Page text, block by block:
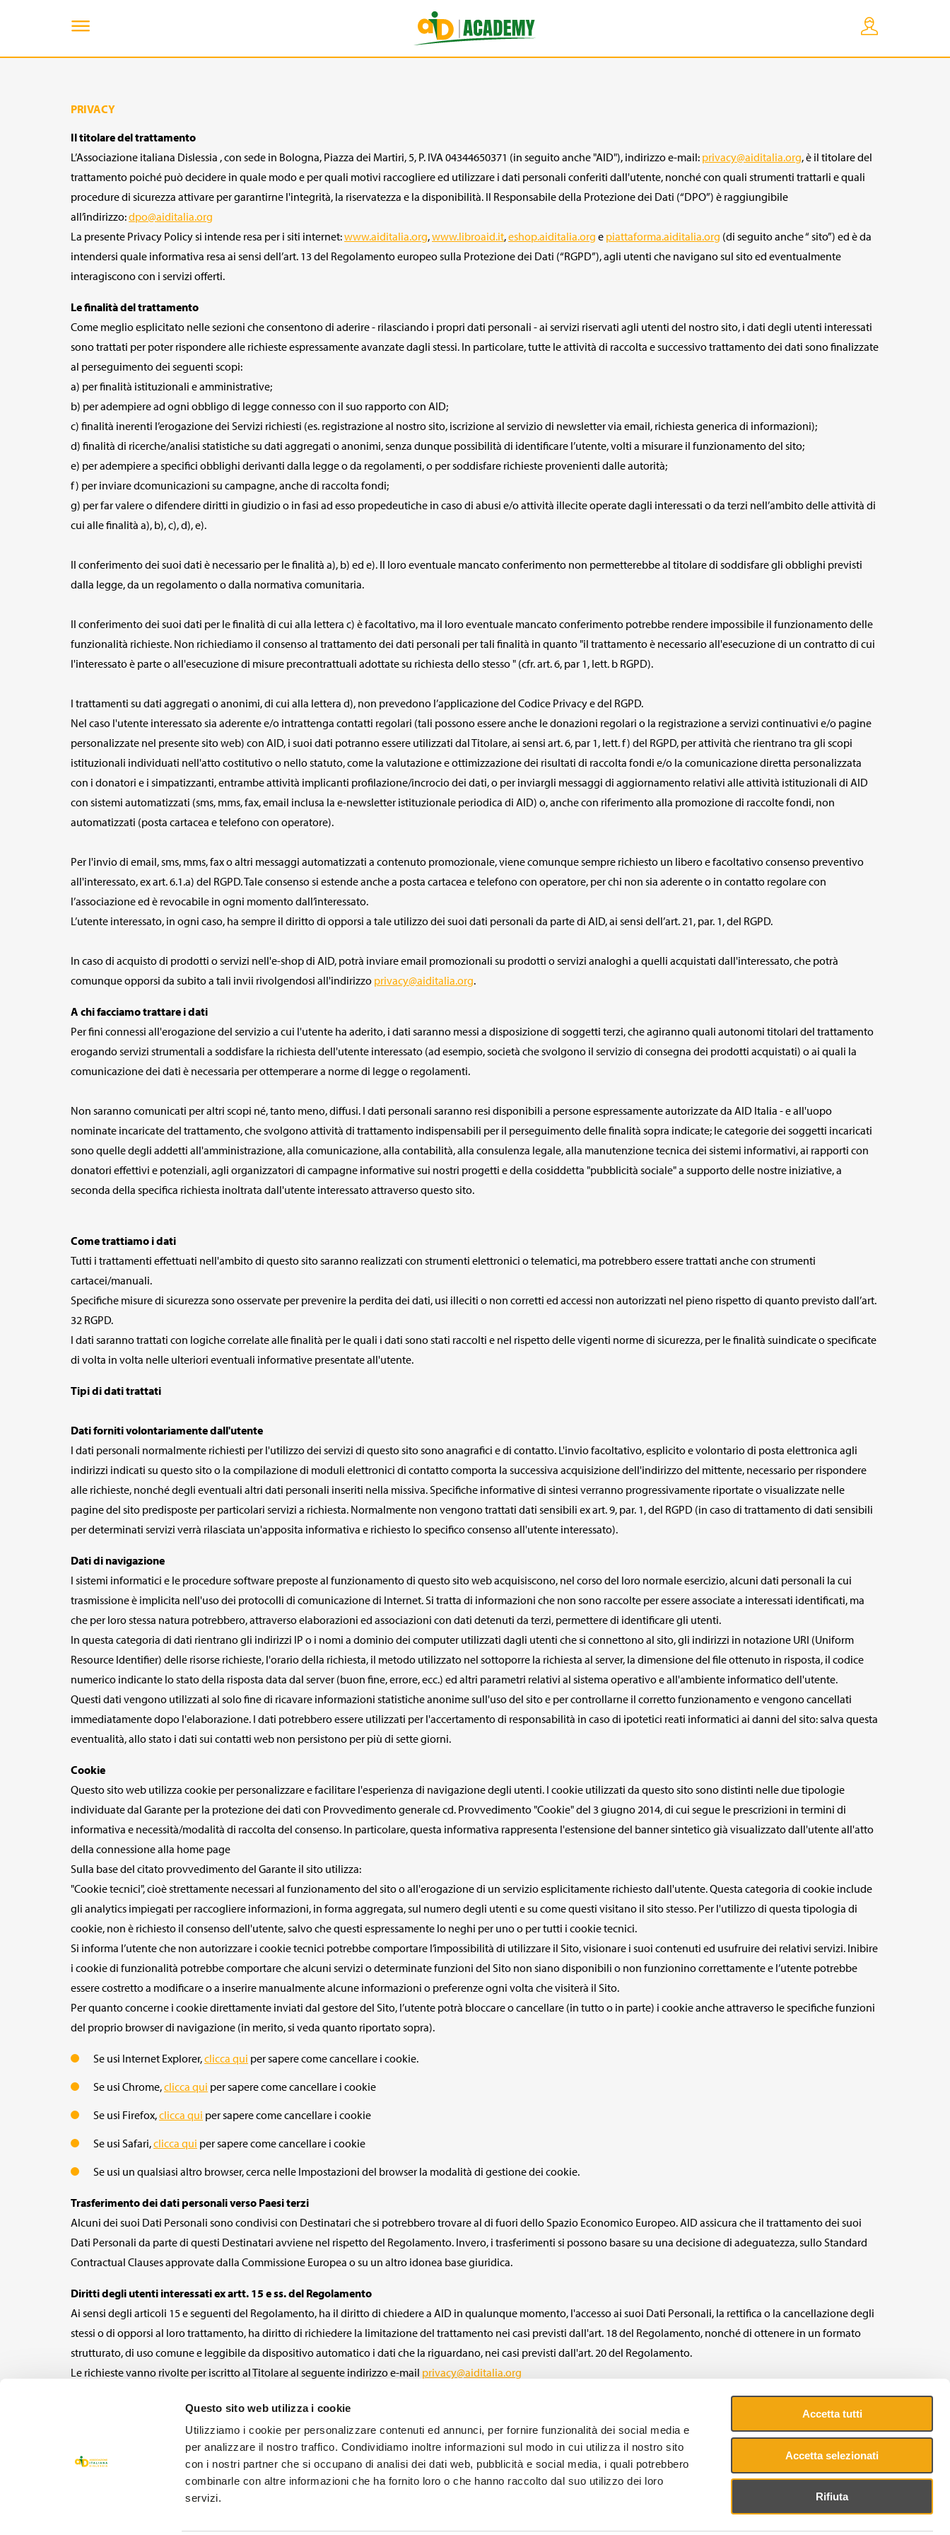
Questo sito web utilizza i cookie
Utilizziamo i cookie per personalizzare contenuti ed annunci, per fornire funzionalità dei social media e
per analizzare il nostro traffico. Condividiamo inoltre informazioni sul modo in cui utilizza il nostro sito
con i nostri partner che si occupano di analisi dei dati web, pubblicità e social media, i quali potrebbero
combinarle con altre informazioni che ha fornito loro o che hanno raccolto dal suo utilizzo dei loro
servizi.
Accetta tutti
Accetta selezionati
Rifiuta
PRIVACY
Il titolare del trattamento
L’Associazione italiana Dislessia , con sede in Bologna, Piazza dei Martiri, 5, P. IVA 04344650371 (in seguito anche "AID"), indirizzo e-mail: privacy@aiditalia.org, è il titolare del
trattamento poiché può decidere in quale modo e per quali motivi raccogliere ed utilizzare i dati personali conferiti dall'utente, nonché con quali strumenti trattarli e quali
procedure di sicurezza attivare per garantirne l'integrità, la riservatezza e la disponibilità. Il Responsabile della Protezione dei Dati (“DPO”) è raggiungibile
all’indirizzo:dpo@aiditalia.org
La presente Privacy Policy si intende resa per i siti internet:www.aiditalia.org,www.libroaid.it,eshop.aiditalia.org e piattaforma.aiditalia.org (di seguito anche “ sito”) ed è da
intendersi quale informativa resa ai sensi dell’art. 13 del Regolamento europeo sulla Protezione dei Dati (“RGPD”), agli utenti che navigano sul sito ed eventualmente
interagiscono con i servizi offerti.
Le finalità del trattamento
Come meglio esplicitato nelle sezioni che consentono di aderire - rilasciando i propri dati personali - ai servizi riservati agli utenti del nostro sito, i dati degli utenti interessati
sono trattati per poter rispondere alle richieste espressamente avanzate dagli stessi. In particolare, tutte le attività di raccolta e successivo trattamento dei dati sono finalizzate
al perseguimento dei seguenti scopi:
a) per finalità istituzionali e amministrative;
b) per adempiere ad ogni obbligo di legge connesso con il suo rapporto con AID;
c) finalità inerenti l’erogazione dei Servizi richiesti (es. registrazione al nostro sito, iscrizione al servizio di newsletter via email, richiesta generica di informazioni);
d) finalità di ricerche/analisi statistiche su dati aggregati o anonimi, senza dunque possibilità di identificare l’utente, volti a misurare il funzionamento del sito;
e) per adempiere a specifici obblighi derivanti dalla legge o da regolamenti, o per soddisfare richieste provenienti dalle autorità;
f) per inviare dcomunicazioni su campagne, anche di raccolta fondi;
g) per far valere o difendere diritti in giudizio o in fasi ad esso propedeutiche in caso di abusi e/o attività illecite operate dagli interessati o da terzi nell’ambito delle attività di
cui alle finalità a), b), c), d), e).
Il conferimento dei suoi dati è necessario per le finalità a), b) ed e). Il loro eventuale mancato conferimento non permetterebbe al titolare di soddisfare gli obblighi previsti
dalla legge, da un regolamento o dalla normativa comunitaria.
Il conferimento dei suoi dati per le finalità di cui alla lettera c) è facoltativo, ma il loro eventuale mancato conferimento potrebbe rendere impossibile il funzionamento delle
funzionalità richieste. Non richiediamo il consenso al trattamento dei dati personali per tali finalità in quanto "il trattamento è necessario all'esecuzione di un contratto di cui
l'interessato è parte o all'esecuzione di misure precontrattuali adottate su richiesta dello stesso " (cfr. art. 6, par 1, lett. b RGPD).
I trattamenti su dati aggregati o anonimi, di cui alla lettera d), non prevedono l’applicazione del Codice Privacy e del RGPD.
Nel caso l'utente interessato sia aderente e/o intrattenga contatti regolari (tali possono essere anche le donazioni regolari o la registrazione a servizi continuativi e/o pagine
personalizzate nel presente sito web) con AID, i suoi dati potranno essere utilizzati dal Titolare, ai sensi art. 6, par 1, lett. f) del RGPD, per attività che rientrano tra gli scopi
istituzionali individuati nell'atto costitutivo o nello statuto, come la valutazione e ottimizzazione dei risultati di raccolta fondi e/o la comunicazione diretta personalizzata
con i donatori e i simpatizzanti, entrambe attività implicanti profilazione/incrocio dei dati, o per inviargli messaggi di aggiornamento relativi alle attività istituzionali di AID
con sistemi automatizzati (sms, mms, fax, email inclusa la e-newsletter istituzionale periodica di AID) o, anche con riferimento alla promozione di raccolte fondi, non
automatizzati (posta cartacea e telefono con operatore).
Per l'invio di email, sms, mms, fax o altri messaggi automatizzati a contenuto promozionale, viene comunque sempre richiesto un libero e facoltativo consenso preventivo
all'interessato, ex art. 6.1.a) del RGPD. Tale consenso si estende anche a posta cartacea e telefono con operatore, per chi non sia aderente o in contatto regolare con
l’associazione ed è revocabile in ogni momento dall’interessato.
L’utente interessato, in ogni caso, ha sempre il diritto di opporsi a tale utilizzo dei suoi dati personali da parte di AID, ai sensi dell’art. 21, par. 1, del RGPD.
In caso di acquisto di prodotti o servizi nell'e-shop di AID, potrà inviare email promozionali su prodotti o servizi analoghi a quelli acquistati dall'interessato, che potrà
comunque opporsi da subito a tali invii rivolgendosi all'indirizzo privacy@aiditalia.org.
A chi facciamo trattare i dati
Per fini connessi all'erogazione del servizio a cui l'utente ha aderito, i dati saranno messi a disposizione di soggetti terzi, che agiranno quali autonomi titolari del trattamento
erogando servizi strumentali a soddisfare la richiesta dell'utente interessato (ad esempio, società che svolgono il servizio di consegna dei prodotti acquistati) o ai quali la
comunicazione dei dati è necessaria per ottemperare a norme di legge o regolamenti.
Non saranno comunicati per altri scopi né, tanto meno, diffusi. I dati personali saranno resi disponibili a persone espressamente autorizzate da AID Italia - e all'uopo
nominate incaricate del trattamento, che svolgono attività di trattamento indispensabili per il perseguimento delle finalità sopra indicate; le categorie dei soggetti incaricati
sono quelle degli addetti all'amministrazione, alla comunicazione, alla contabilità, alla consulenza legale, alla manutenzione tecnica dei sistemi informativi, ai rapporti con
donatori effettivi e potenziali, agli organizzatori di campagne informative sui nostri progetti e della cosiddetta "pubblicità sociale" a supporto delle nostre iniziative, a
seconda della specifica richiesta inoltrata dall'utente interessato attraverso questo sito.
Come trattiamo i dati
Tutti i trattamenti effettuati nell'ambito di questo sito saranno realizzati con strumenti elettronici o telematici, ma potrebbero essere trattati anche con strumenti
cartacei/manuali.
Specifiche misure di sicurezza sono osservate per prevenire la perdita dei dati, usi illeciti o non corretti ed accessi non autorizzati nel pieno rispetto di quanto previsto dall’art.
32 RGPD.
I dati saranno trattati con logiche correlate alle finalità per le quali i dati sono stati raccolti e nel rispetto delle vigenti norme di sicurezza, per le finalità suindicate o specificate
di volta in volta nelle ulteriori eventuali informative presentate all'utente.
Tipi di dati trattati
Dati forniti volontariamente dall'utente
I dati personali normalmente richiesti per l'utilizzo dei servizi di questo sito sono anagrafici e di contatto. L'invio facoltativo, esplicito e volontario di posta elettronica agli
indirizzi indicati su questo sito o la compilazione di moduli elettronici di contatto comporta la successiva acquisizione dell'indirizzo del mittente, necessario per rispondere
alle richieste, nonché degli eventuali altri dati personali inseriti nella missiva. Specifiche informative di sintesi verranno progressivamente riportate o visualizzate nelle
pagine del sito predisposte per particolari servizi a richiesta. Normalmente non vengono trattati dati sensibili ex art. 9, par. 1, del RGPD (in caso di trattamento di dati sensibili
per determinati servizi verrà rilasciata un'apposita informativa e richiesto lo specifico consenso all'utente interessato).
Dati di navigazione
I sistemi informatici e le procedure software preposte al funzionamento di questo sito web acquisiscono, nel corso del loro normale esercizio, alcuni dati personali la cui
trasmissione è implicita nell'uso dei protocolli di comunicazione di Internet. Si tratta di informazioni che non sono raccolte per essere associate a interessati identificati, ma
che per loro stessa natura potrebbero, attraverso elaborazioni ed associazioni con dati detenuti da terzi, permettere di identificare gli utenti.
In questa categoria di dati rientrano gli indirizzi IP o i nomi a dominio dei computer utilizzati dagli utenti che si connettono al sito, gli indirizzi in notazione URI (Uniform
Resource Identifier) delle risorse richieste, l'orario della richiesta, il metodo utilizzato nel sottoporre la richiesta al server, la dimensione del file ottenuto in risposta, il codice
numerico indicante lo stato della risposta data dal server (buon fine, errore, ecc.) ed altri parametri relativi al sistema operativo e all'ambiente informatico dell'utente.
Questi dati vengono utilizzati al solo fine di ricavare informazioni statistiche anonime sull'uso del sito e per controllarne il corretto funzionamento e vengono cancellati
immediatamente dopo l'elaborazione. I dati potrebbero essere utilizzati per l'accertamento di responsabilità in caso di ipotetici reati informatici ai danni del sito: salva questa
eventualità, allo stato i dati sui contatti web non persistono per più di sette giorni.
Cookie
Questo sito web utilizza cookie per personalizzare e facilitare l'esperienza di navigazione degli utenti. I cookie utilizzati da questo sito sono distinti nelle due tipologie
individuate dal Garante per la protezione dei dati con Provvedimento generale cd. Provvedimento "Cookie" del 3 giugno 2014, di cui segue le prescrizioni in termini di
informativa e necessità/modalità di raccolta del consenso. In particolare, questa informativa rappresenta l'estensione del banner sintetico già visualizzato dall'utente all'atto
della connessione alla home page
Sulla base del citato provvedimento del Garante il sito utilizza:
"Cookie tecnici", cioè strettamente necessari al funzionamento del sito o all'erogazione di un servizio esplicitamente richiesto dall'utente. Questa categoria di cookie include
gli analytics impiegati per raccogliere informazioni, in forma aggregata, sul numero degli utenti e su come questi visitano il sito stesso. Per l'utilizzo di questa tipologia di
cookie, non è richiesto il consenso dell'utente, salvo che questi espressamente lo neghi per uno o per tutti i cookie tecnici.
Si informa l’utente che non autorizzare i cookie tecnici potrebbe comportare l’impossibilità di utilizzare il Sito, visionare i suoi contenuti ed usufruire dei relativi servizi. Inibire
i cookie di funzionalità potrebbe comportare che alcuni servizi o determinate funzioni del Sito non siano disponibili o non funzionino correttamente e l’utente potrebbe
essere costretto a modificare o a inserire manualmente alcune informazioni o preferenze ogni volta che visiterà il Sito.
Per quanto concerne i cookie direttamente inviati dal gestore del Sito, l’utente potrà bloccare o cancellare (in tutto o in parte) i cookie anche attraverso le specifiche funzioni
del proprio browser di navigazione (in merito, si veda quanto riportato sopra).
Se usi Internet Explorer,clicca qui per sapere come cancellare i cookie.
Se usi Chrome,clicca qui per sapere come cancellare i cookie
Se usi Firefox,clicca qui per sapere come cancellare i cookie
Se usi Safari,clicca qui per sapere come cancellare i cookie
Se usi un qualsiasi altro browser, cerca nelle Impostazioni del browser la modalità di gestione dei cookie.
Trasferimento dei dati personali verso Paesi terzi
Alcuni dei suoi Dati Personali sono condivisi con Destinatari che si potrebbero trovare al di fuori dello Spazio Economico Europeo. AID assicura che il trattamento dei suoi
Dati Personali da parte di questi Destinatari avviene nel rispetto del Regolamento. Invero, i trasferimenti si possono basare su una decisione di adeguatezza, sullo Standard
Contractual Clauses approvate dalla Commissione Europea o su un altro idonea base giuridica.
Diritti degli utenti interessati ex artt. 15 e ss. del Regolamento
Ai sensi degli articoli 15 e seguenti del Regolamento, ha il diritto di chiedere a AID in qualunque momento, l'accesso ai suoi Dati Personali, la rettifica o la cancellazione degli
stessi o di opporsi al loro trattamento, ha diritto di richiedere la limitazione del trattamento nei casi previsti dall'art. 18 del Regolamento, nonché di ottenere in un formato
strutturato, di uso comune e leggibile da dispositivo automatico i dati che la riguardano, nei casi previsti dall'art. 20 del Regolamento.
Le richieste vanno rivolte per iscritto al Titolare al seguente indirizzo e-mail privacy@aiditalia.org
In ogni caso ha sempre diritto di proporre reclamo all'Autorità di Controllo competente (Garante per la Protezione dei Dati personali), ai sensi dell'art. 77 del Regolamento,
qualora ritenga che il trattamento dei suoi dati personali sia contrario alla normativa in vigore.